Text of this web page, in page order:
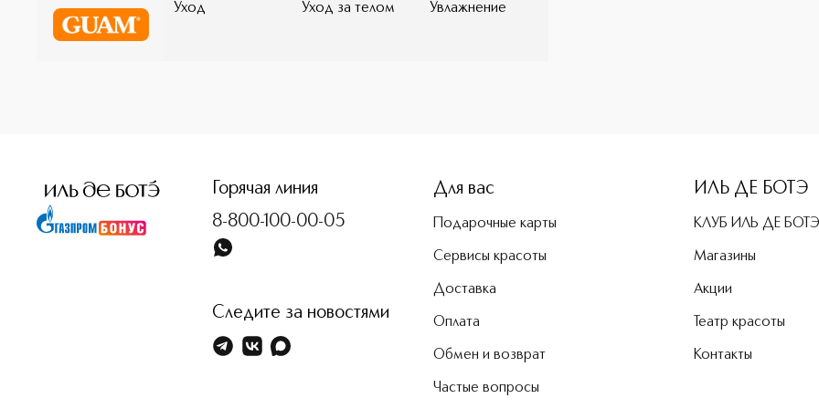
промежуток времени. Крем для области ШЕИ и ДЕКОЛЬТЕ рекомендуется сочетать с
профессиональной омолаживающей курсовой процедурой - Маской для лица "ботокс-
Уход Уход за телом Увлажнение
Горячая линия
8-800-100-00-05
Следите за новостями
Для вас
Подарочные карты
Сервисы красоты
Доставка
Оплата
Обмен и возврат
Частые вопросы
ИЛЬ ДЕ БОТЭ
КЛУБ ИЛЬ ДЕ БОТЭ
Магазины
Акции
Театр красоты
Контакты